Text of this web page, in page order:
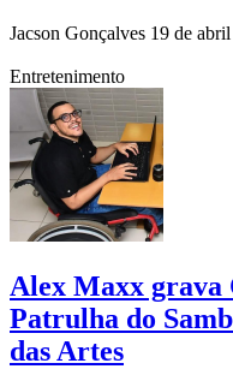
Jacson Gonçalves 19 de
Entretenimento
Alex Maxx grava
Patrulha do
das Artes